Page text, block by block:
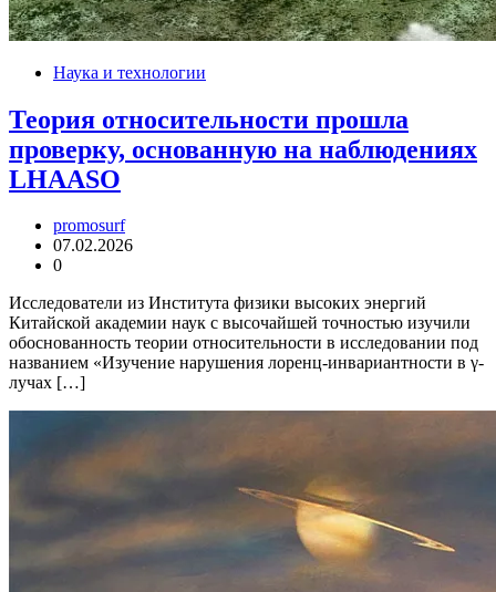
Наука и технологии
Теория относительности прошла
проверку, основанную на наблюдениях
LHAASO
promosurf
07.02.2026
0
Исследователи из Института физики высоких энергий
Китайской академии наук с высочайшей точностью изучили
обоснованность теории относительности в исследовании под
названием «Изучение нарушения лоренц-инвариантности в γ-
лучах […]